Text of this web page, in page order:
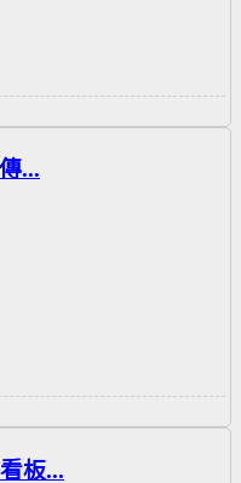
...
板...